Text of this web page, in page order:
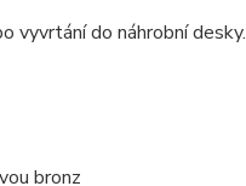
vyvrtání do náhrobní desky.
bronz